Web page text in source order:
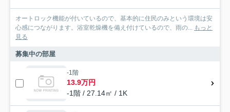
オートロック機能が付いているので、基本的に住民のみという環境は安
心感につながります。浴室乾燥機を備え付けているので、雨の... もっと
見る
募集中の部屋
-1階
13.9万円
-1階 / 27.14㎡ / 1K